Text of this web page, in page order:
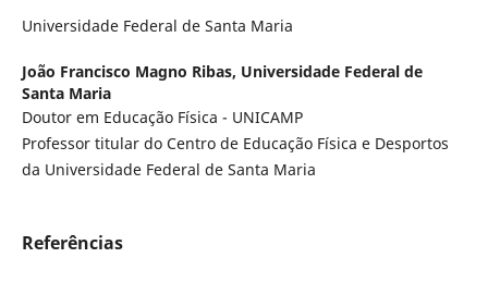
Universidade Federal de Santa Maria
João Francisco Magno Ribas, Universidade Federal de
Santa Maria
Doutor em Educação Física - UNICAMP
Professor titular do Centro de Educação Física e Desportos
da Universidade Federal de Santa Maria
Referências